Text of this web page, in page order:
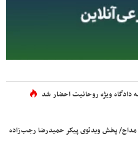
دادگاه ویژه روحانیت احضار شد
پخش ویدئوی پیکر حمیدرضا رجب‌زاده